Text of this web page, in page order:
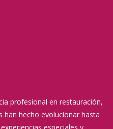
profesional en restauración,
han hecho evolucionar hasta